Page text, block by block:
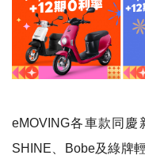
eMOVING各車款同
SHINE、Bobe及綠牌